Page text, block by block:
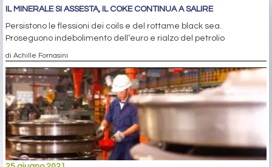
IL MINERALE SI ASSESTA, IL COKE CONTINUA A SALIRE
Persistono le flessioni dei coils e del rottame black sea.
Proseguono indebolimento dell’euro e rialzo del petrolio
di Achille Fornasini